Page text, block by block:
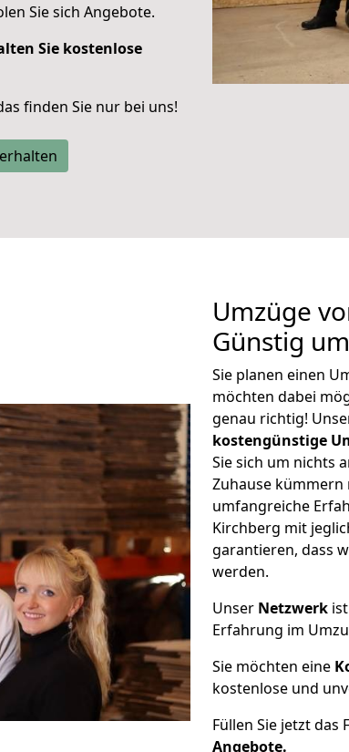
Sie sich Angebote.
Sie kostenlose
finden Sie nur bei uns!
Umzüge
Günstig
Sie planen einen
möchten dabei
genau richtig!
kostengünstige
Sie sich um nichts
Zuhause
umfangreiche
Kirchberg mit
garantieren, dass
werden.
Unser Netzwerk
Erfahrung im
Sie möchten eine
kostenlose und
Füllen Sie jetzt das
Angebote.